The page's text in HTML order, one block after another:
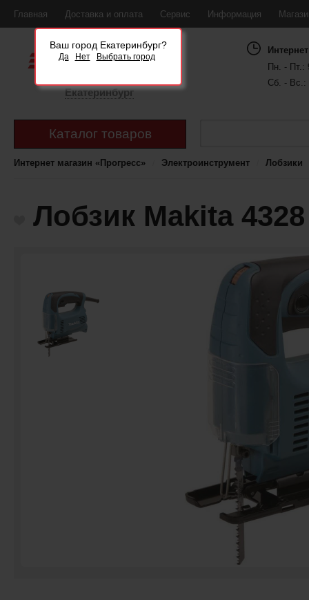
Главная Доставка и оплата Сервис Информация
Ваш город Екатеринбург?
Да Нет Выбрать город
Екатеринбург
Пн. - Пт.:
Сб. - Вс.:
Каталог товаров
Интернет магазин «Прогресс» Электроинструмент Лобзики
Лобзик Makita 4328